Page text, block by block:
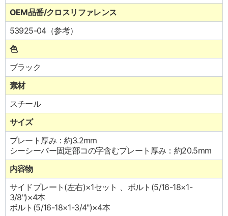
OEM品番/クロスリファレンス
53925-04（参考）
色
ブラック
素材
スチール
サイズ
プレート厚み：約3.2mm
シーシーバー固定部コの字含むプレート厚み：約20.5mm
内容物
サイドプレート(左右)×1セット 、ボルト(5/16-18×1-
3/8")×4本
ボルト(5/16-18×1-3/4")×4本